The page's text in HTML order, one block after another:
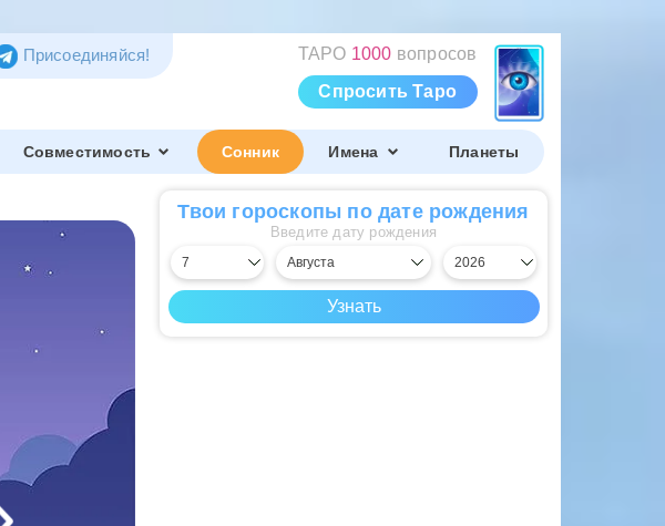
ТАРО 1000 вопросов
Спросить Таро
Присоединяйся!
Совместимость Сонник Имена Планеты
Твои гороскопы по дате рождения
Введите дату рождения